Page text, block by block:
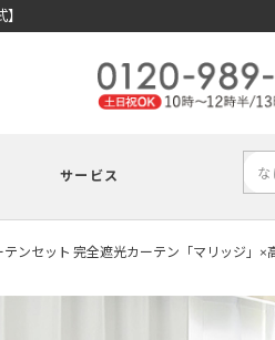
サービス
テンセット 完全遮光カーテン「マリッジ」